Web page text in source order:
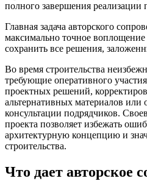
полного завершения реализации
Главная задача авторского
максимально точное воплощение
сохранить все решения,
Во время строительства
требующие оперативного
проектных решений,
альтернативных материалов или
консультации подрядчиков.
проекта позволяет избежать
архитектурную концепцию и
строительства.
Что дает авторское